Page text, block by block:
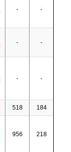
- -
- -
- -
518 184
956 218